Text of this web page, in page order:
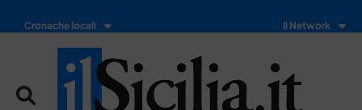
Cronache locali Il Network